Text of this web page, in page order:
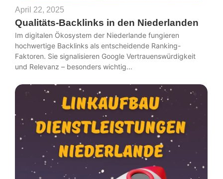
April 22, 2025
Qualitäts-Backlinks in den Niederlanden
Im digitalen Ökosystem der Niederlande fungieren
hochwertige Backlinks als entscheidende Ranking-
Faktoren. Sie signalisieren Google Vertrauenswürdigkeit
und Relevanz – besonders wichtig...